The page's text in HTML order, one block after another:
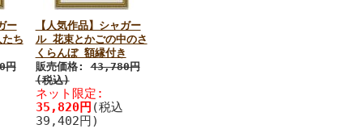
ー
ち
円
【人気作品】シャガー
ル 花束とかごの中のさ
くらんぼ 額縁付き
販売価格:43,780円
(税込)
ネット限定:
35,820円 (税込
39,402円)